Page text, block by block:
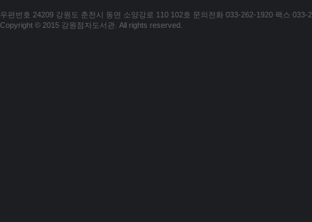
우편번호 24209 강원도 춘천시 동면 소양강로 110 102호 문의전화 033-262-1920 팩스 033-
Copyright © 2015 강원점자도서관. All rights reserved.